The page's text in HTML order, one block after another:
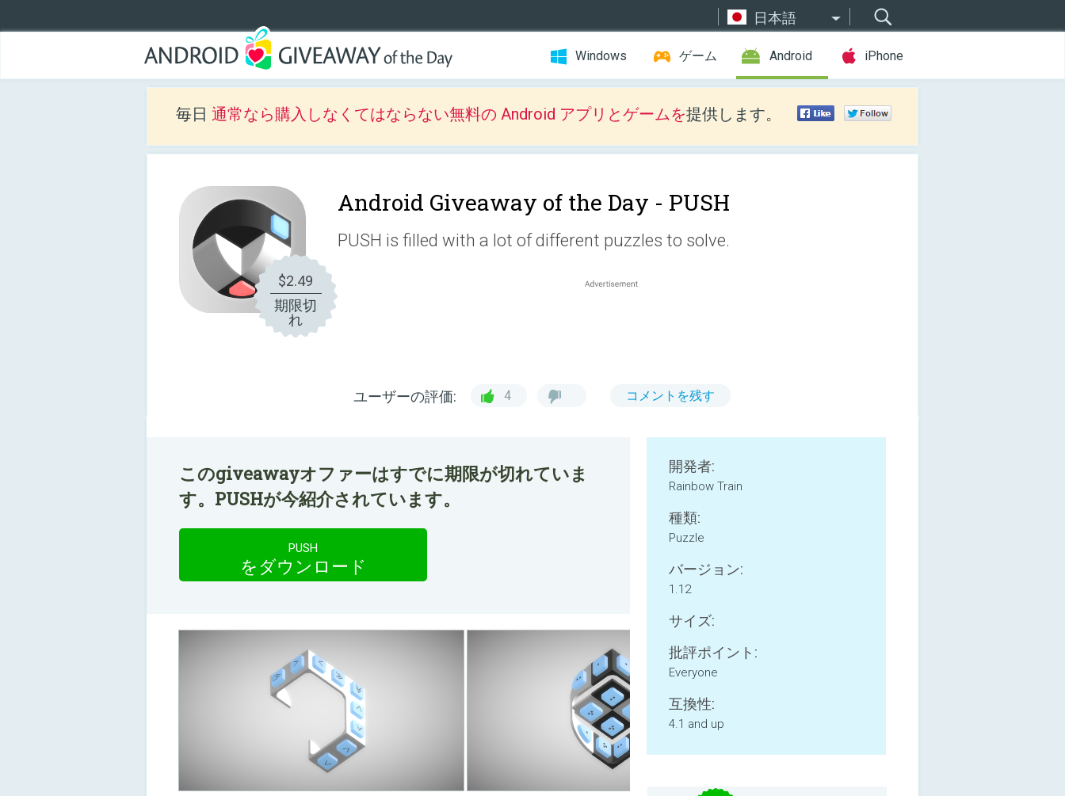
日本語
Windows ゲーム Android iPhone
毎日 通常なら購入しなくてはならない無料の Android アプリとゲームを提供します。
$2.49
期限切
れ
Android Giveaway of the Day - PUSH
PUSH is filled with a lot of different puzzles to solve.
ユーザーの評価: 4 コメントを残す
このgiveawayオファーはすでに期限が切れていま
す。PUSHが今紹介されています。
PUSH
をダウンロード
開発者:
Rainbow Train
種類:
Puzzle
バージョン:
1.12
サイズ:
批評ポイント:
Everyone
互換性:
4.1 and up